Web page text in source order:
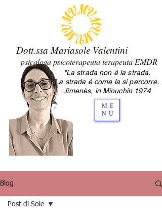
Dott.ssa Mariasole Valentini
psicologa psicoterapeuta terapeuta EMDR
2.0 Mariasole Valentini psicologa
psicoterapeuta Cesena
ME
NU
"La strada non é la strada.
La strada é come la si percorre.
Jimenès, in Minuchin 1974
Blog
Post di Sole